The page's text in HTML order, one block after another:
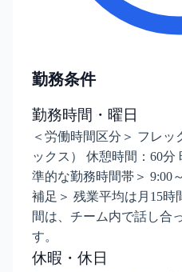
勤務条件
勤務時間・曜日
＜労働時間区分＞ フレッ
ックス） 休憩時間：60
準的な勤務時間帯＞ 9:00
補足＞ 残業平均は月15
間は、チーム内で話し合
す。
休暇・休日